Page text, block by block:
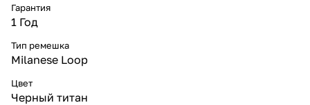
Гарантия
1 Год
Тип ремешка
Milanese Loop
Цвет
Черный титан